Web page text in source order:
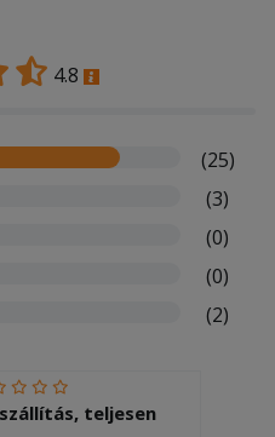
4.8
(25)
(3)
(0)
(0)
(2)
teljesen